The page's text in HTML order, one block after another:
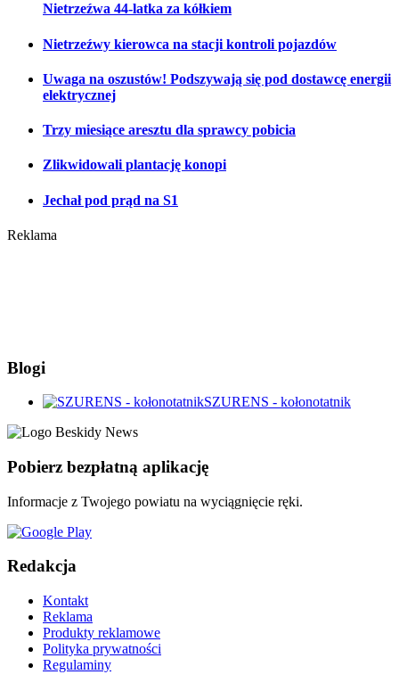
Nietrzeźwa 44-latka za kółkiem
Nietrzeźwy kierowca na stacji kontroli pojazdów
Uwaga na oszustów! Podszywają się pod dostawcę energii
elektrycznej
Trzy miesiące aresztu dla sprawcy pobicia
Zlikwidowali plantację konopi
Jechał pod prąd na S1
Reklama
Blogi
SZURENS - kołonotatnik
Pobierz bezpłatną aplikację
Informacje z Twojego powiatu na wyciągnięcie ręki.
Redakcja
Kontakt
Reklama
Produkty reklamowe
Polityka prywatności
Regulaminy